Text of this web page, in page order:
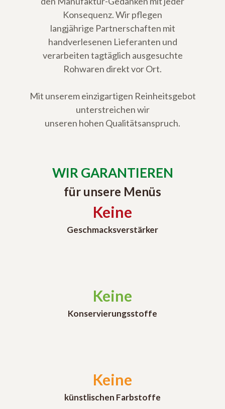
Konsequenz. Wir pflegen
langjährige Partnerschaften mit
handverlesenen Lieferanten und
verarbeiten tagtäglich ausgesuchte
Rohwaren direkt vor Ort.
Mit unserem einzigartigen Reinheitsgebot
unterstreichen wir
unseren hohen Qualitätsanspruch.
WIR GARANTIEREN
für unsere Menüs
Keine
Geschmacksverstärker
Keine
Konservierungsstoffe
Keine
künstlischen Farbstoffe